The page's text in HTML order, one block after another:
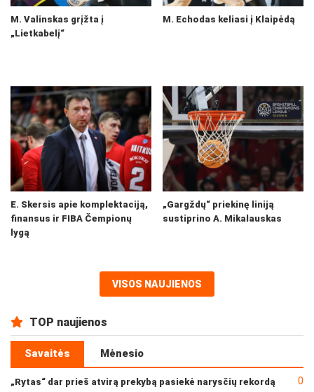
M. Valinskas grįžta į
„Lietkabelį“
M. Echodas keliasi į Klaipėdą
E. Skersis apie komplektaciją,
finansus ir FIBA Čempionų
lygą
„Gargždų“ priekinę liniją
sustiprino A. Mikalauskas
VISOS NAUJIENOS
TOP naujienos
Savaitės Mėnesio
„Rytas“ dar prieš atvirą prekybą pasiekė narysčių rekordą 0